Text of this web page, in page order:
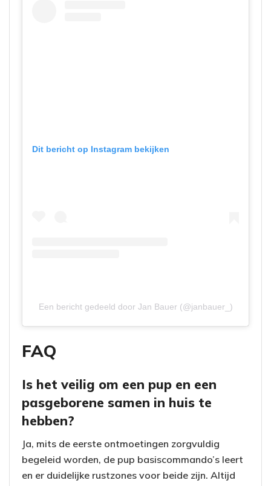
Dit bericht op Instagram bekijken
Een bericht gedeeld door Jan Bauer (@janbauer_)
FAQ
Is het veilig om een pup en een
pasgeborene samen in huis te
hebben?
Ja, mits de eerste ontmoetingen zorgvuldig
begeleid worden, de pup basiscommando’s leert
en er duidelijke rustzones voor beide zijn. Altijd